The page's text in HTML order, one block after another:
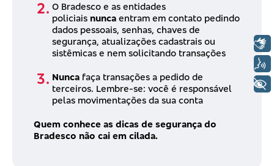
O Bradesco e as entidades
policiais nunca entram em contato pedindo
dados pessoais, senhas, chaves de
segurança, atualizações cadastrais ou
sistêmicas e nem solicitando transações
Nunca faça transações a pedido de
terceiros. Lembre-se: você é responsável
pelas movimentações da sua conta
Quem conhece as dicas de segurança do
Bradesco não cai em cilada.
Libras
+ Acessibilidade